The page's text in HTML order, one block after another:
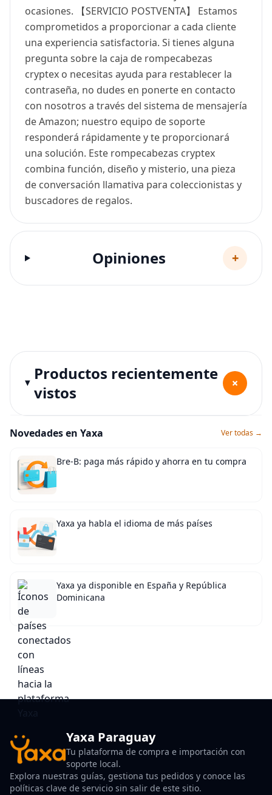
ocasiones. 【SERVICIO POSTVENTA】 Estamos
comprometidos a proporcionar a cada cliente
una experiencia satisfactoria. Si tienes alguna
pregunta sobre la caja de rompecabezas
cryptex o necesitas ayuda para restablecer la
contraseña, no dudes en ponerte en contacto
con nosotros a través del sistema de mensajería
de Amazon; nuestro equipo de soporte
responderá rápidamente y te proporcionará
una solución. Este rompecabezas cryptex
combina función, diseño y misterio, una pieza
de conversación llamativa para coleccionistas y
buscadores de regalos.
Opiniones +
Productos recientemente
vistos
+
Novedades en Yaxa Ver todas →
Bre-B: paga más rápido y ahorra en tu compra
Yaxa ya habla el idioma de más países
Yaxa ya disponible en España y República
Dominicana
Yaxa Paraguay
Tu plataforma de compra e importación con
soporte local.
Explora nuestras guías, gestiona tus pedidos y conoce las
políticas clave de servicio sin salir de este sitio.